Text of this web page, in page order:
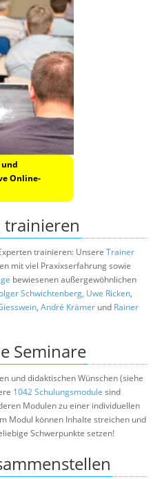
Online-
trainieren
trainieren: Unsere Trainer
mit viel Praxixserfahrung sowie
bewiesenen außergewöhnlichen
Schwichtenberg, Uwe Ricken,
, André Krämer und Rainer
Seminare
und didaktischen Wünschen (siehe
1042 Schulungsmodule sind
Modulen zu einer individuellen
Modul können Inhalte streichen und
Schwerpunkte setzen!